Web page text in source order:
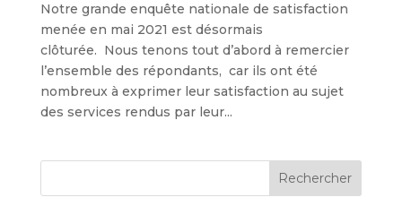
Notre grande enquête nationale de satisfaction
menée en mai 2021 est désormais
clôturée. Nous tenons tout d’abord à remercier
l’ensemble des répondants, car ils ont été
nombreux à exprimer leur satisfaction au sujet
des services rendus par leur...